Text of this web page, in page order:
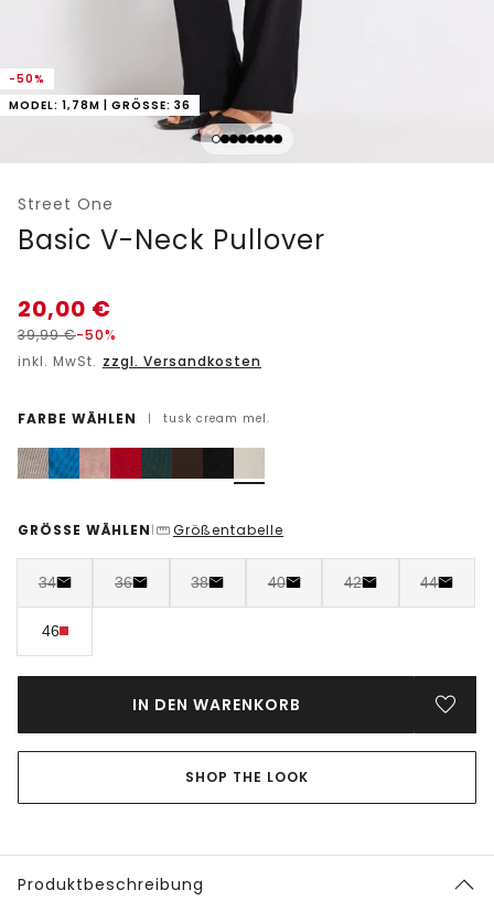
-50%
MODEL: 1,78M | GRÖSSE: 36
Street One
Basic V-Neck Pullover
20,00 €
39,99€-50%
inkl. MwSt. zzgl. Versandkosten
FARBE WÄHLEN | tusk cream mel.
GRÖSSE WÄHLEN | Größentabelle
34 36 38 40 42 44
46
IN DEN WARENKORB
SHOP THE LOOK
Produktbeschreibung